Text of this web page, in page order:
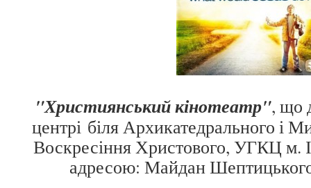
"Християнський кінотеатр", що
центрі біля Архикатедрального і
Воскресіння Христового, УГКЦ м.
адресою: Майдан